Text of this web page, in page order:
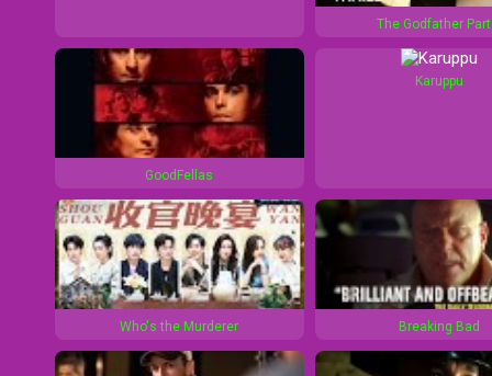
0
1
0
s
The Godfather
GoodFellas
Karuppu
Who's the Murderer Breaking Bad